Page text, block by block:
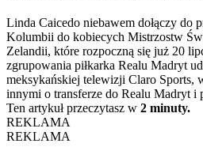
Linda Caicedo niebawem dołączy do
Kolumbii do kobiecych Mistrzostw
Zelandii, które rozpoczną się już 20
zgrupowania piłkarka Realu Madryt
meksykańskiej telewizji Claro Sports,
innymi o transferze do Realu Madryt i
Ten artykuł przeczytasz w 2 minuty.
REKLAMA
REKLAMA